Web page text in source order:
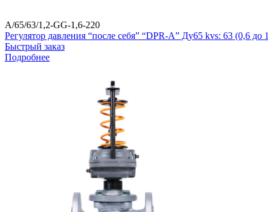
A/65/63/1,2-GG-1,6-220
Регулятор давления “после себя” “DPR-A” Ду65 kvs: 63 (0,6
Быстрый заказ
Подробнее